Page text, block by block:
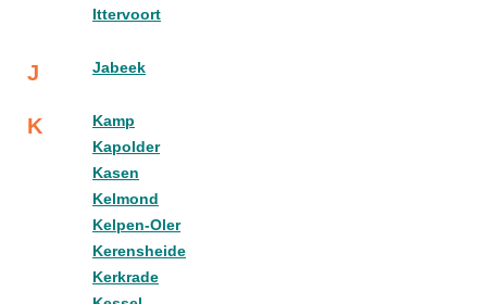
Ittervoort
J Jabeek
K
Kamp
Kapolder
Kasen
Kelmond
Kelpen-Oler
Kerensheide
Kerkrade